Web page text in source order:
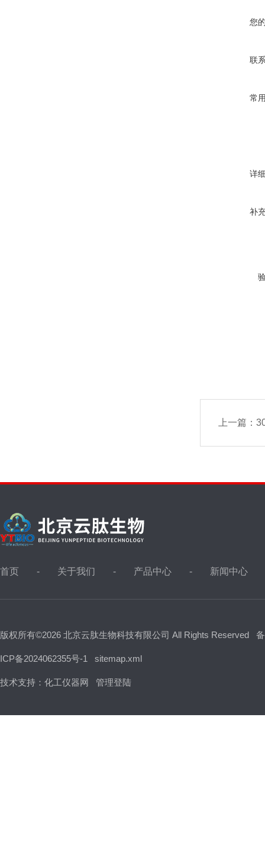
您
联
常
详
补
上一篇：
首页 关于我们 产品中心 新闻中心
版权所有©2026 北京云肽生物科技有限公司 All Rights Reserved
ICP备2024062355号-1 sitemap.xml
技术支持： 化工仪器网 管理登陆